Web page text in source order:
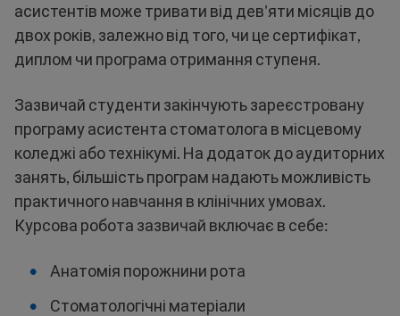
асистентів може тривати від дев'яти місяців до
двох років, залежно від того, чи це сертифікат,
диплом чи програма отримання ступеня.
Зазвичай студенти закінчують зареєстровану
програму асистента стоматолога в місцевому
коледжі або технікумі. На додаток до аудиторних
занять, більшість програм надають можливість
практичного навчання в клінічних умовах.
Курсова робота зазвичай включає в себе:
Анатомія порожнини рота
Стоматологічні матеріали